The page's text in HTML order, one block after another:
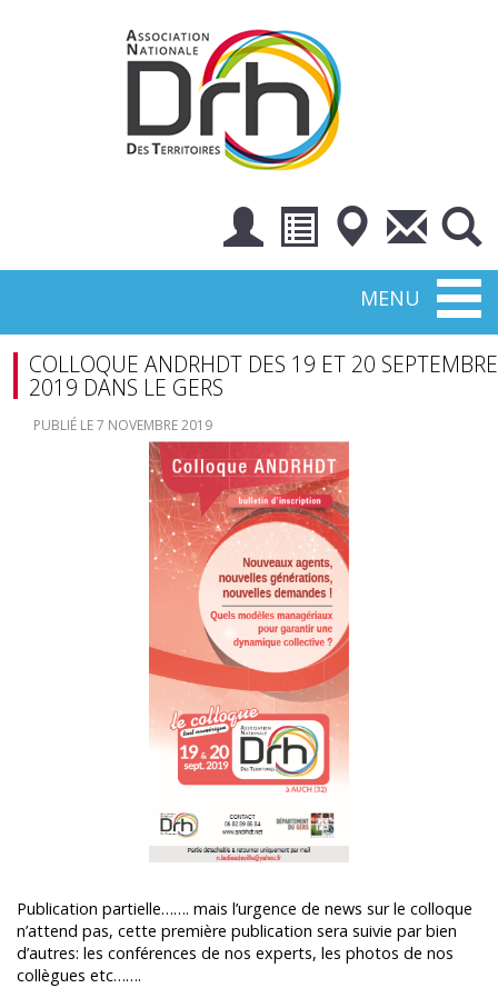
MENU
COLLOQUE ANDRHDT DES 19 ET 20 SEPTEMBRE
2019 DANS LE GERS
PUBLIÉ LE 7 NOVEMBRE 2019
Publication partielle……. mais l’urgence de news sur le colloque
n’attend pas, cette première publication sera suivie par bien
d’autres: les conférences de nos experts, les photos de nos
collègues etc…….